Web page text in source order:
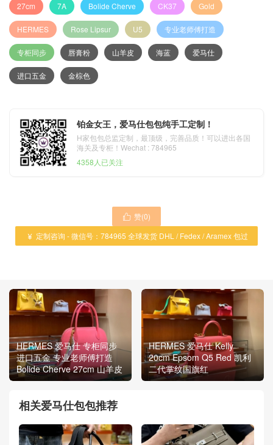
27cm 7A Bolide Cherve CK37 Gold
HERMES Rose Lipsur U5 专业老师傅打造
专柜同步 唇膏粉 山羊皮 海蓝 爱马仕
进口五金 金棕色
铂金女王，爱马仕包包纯手工定制！
H家包包总监定制，最顶级，完善品质！可以进出各国
海关及专柜！Wechat : 784965
4358人已关注
 赞(0)
 定制咨询 - 微信号：784965 全球发货 DHL / Fedex / Aramex 包过
HERMES 爱马仕 专柜同步
进口五金 专业老师傅打造
Bolide Cherve 27cm 山羊皮
HERMES 爱马仕 Kelly
20cm Epsom Q5 Red 凯利
二代掌纹国旗红
相关爱马仕包包推荐